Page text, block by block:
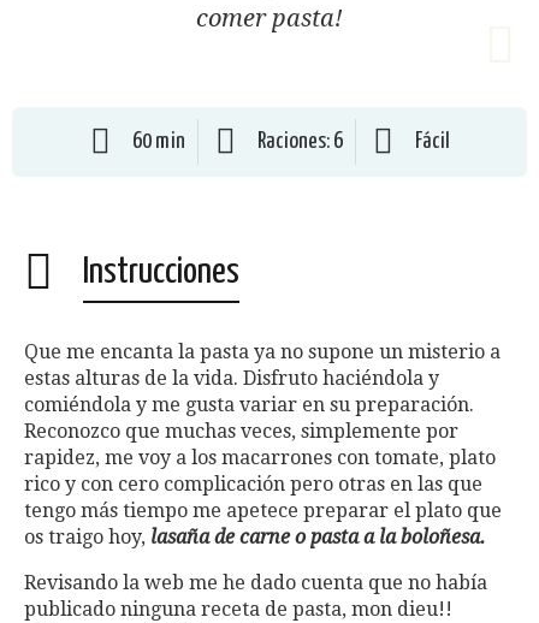
comer pasta!
60 min Raciones: 6 Fácil
Instrucciones
Que me encanta la pasta ya no supone un misterio a
estas alturas de la vida. Disfruto haciéndola y
comiéndola y me gusta variar en su preparación.
Reconozco que muchas veces, simplemente por
rapidez, me voy a los macarrones con tomate, plato
rico y con cero complicación pero otras en las que
tengo más tiempo me apetece preparar el plato que
os traigo hoy, lasaña de carne o pasta a la boloñesa.
Revisando la web me he dado cuenta que no había
publicado ninguna receta de pasta, mon dieu!!